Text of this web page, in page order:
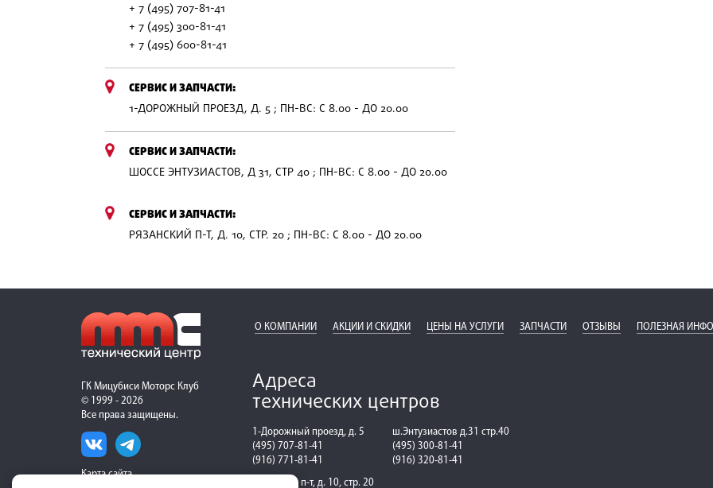
+ 7 (495) 707-81-41
+ 7 (495) 300-81-41
+ 7 (495) 600-81-41
СЕРВИС И ЗАПЧАСТИ:
1-ДОРОЖНЫЙ ПРОЕЗД, Д. 5 ; ПН-ВС: С 8.00 - ДО 20.00
СЕРВИС И ЗАПЧАСТИ:
ШОССЕ ЭНТУЗИАСТОВ, Д 31, СТР 40 ; ПН-ВС: С 8.00 - ДО 20.00
СЕРВИС И ЗАПЧАСТИ:
РЯЗАНСКИЙ П-Т, Д. 10, СТР. 20 ; ПН-ВС: С 8.00 - ДО 20.00
О КОМПАНИИ АКЦИИ И СКИДКИ ЦЕНЫ НА УСЛУГИ ЗАПЧАСТИ ОТЗЫВЫ ПОЛЕЗНАЯ
ГК Мицубиси Моторс Клуб
© 1999 - 2026
Все права защищены.
Карта сайта
Адреса
технических центров
1-Дорожный проезд, д. 5
(495) 707-81-41
(916) 771-81-41
ш.Энтузиастов д.31 стр.40
(495) 300-81-41
(916) 320-81-41
Рязанский п-т, д. 10, стр. 20